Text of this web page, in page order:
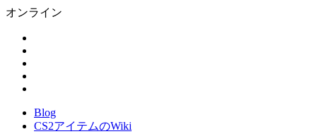
オンライン
Blog
CS2アイテムのWiki